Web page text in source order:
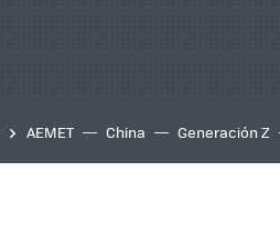
AEMET China Generación Z